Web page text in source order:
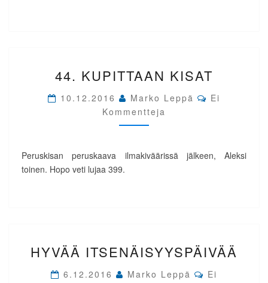
KUPITTAAN
44. KUPITTAAN KISAT
10.12.2016 Marko Leppä Comments
Ei
Kommentteja
Peruskisan peruskaava ilmakiväärissä jälkeen, Aleksi
toinen. Hopo veti lujaa 399.
ITSENÄISYYSPÄIVÄÄ
HYVÄÄ ITSENÄISYYSPÄIVÄÄ
6.12.2016 Marko Leppä Comments
Ei